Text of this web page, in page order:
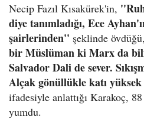
Necip Fazıl Kısakürek'in,
diye tanımladığı, Ece
şairlerinden'' şeklinde
bir Müslüman ki Marx da
Salvador Dali de sever.
Alçak gönüllükle katı
ifadesiyle anlattığı Karakoç,
yumdu.